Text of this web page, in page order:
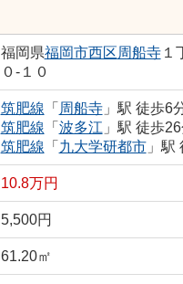
福岡県福岡市西区周船寺１
０-１０
筑肥線 「 周船寺」駅 徒歩6
筑肥線 「 波多江」駅 徒歩26
筑肥線 「 九大学研都市」駅
10.8万円
5,500円
61.20㎡